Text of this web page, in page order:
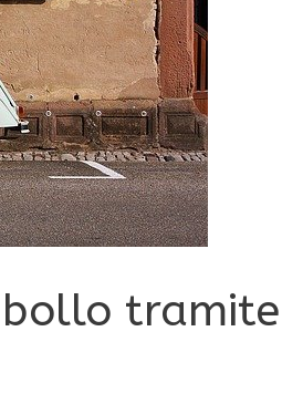
tramite